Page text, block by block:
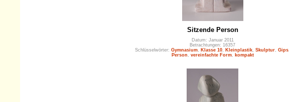
Sitzende Person
Datum: Januar 2011
Betrachtungen: 16357
Schlüsselwörter: Gymnasium Klasse 10 Kleinplastik Skulptur Gips
Person
vereinfachte Form, kompakt